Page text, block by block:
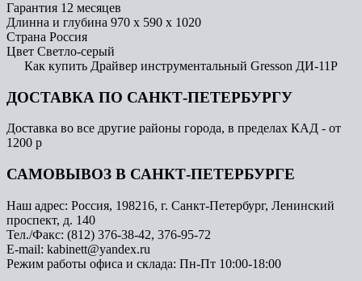
Гарантия 12 месяцев
Длинна и глубина 970 х 590 х 1020
Страна Россия
Цвет Светло-серый
Как купить Драйвер инструментальный Gresson ДИ-11Р
ДОСТАВКА ПО САНКТ-ПЕТЕРБУРГУ
Доставка во все другие районы города, в пределах КАД - от
1200 р
САМОВЫВОЗ В САНКТ-ПЕТЕРБУРГЕ
Наш адрес: Россия, 198216, г. Санкт-Петербург, Ленинский
проспект, д. 140
Тел./Факс: (812) 376-38-42, 376-95-72
E-mail: kabinett@yandex.ru
Режим работы офиса и склада: Пн-Пт 10:00-18:00